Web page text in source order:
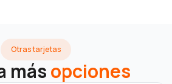
Otras tarjetas
másopciones